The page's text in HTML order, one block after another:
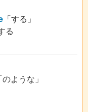
「する」
る
のような」